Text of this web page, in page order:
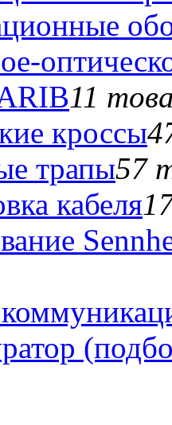
11
кроссы
трапы57
кабеля